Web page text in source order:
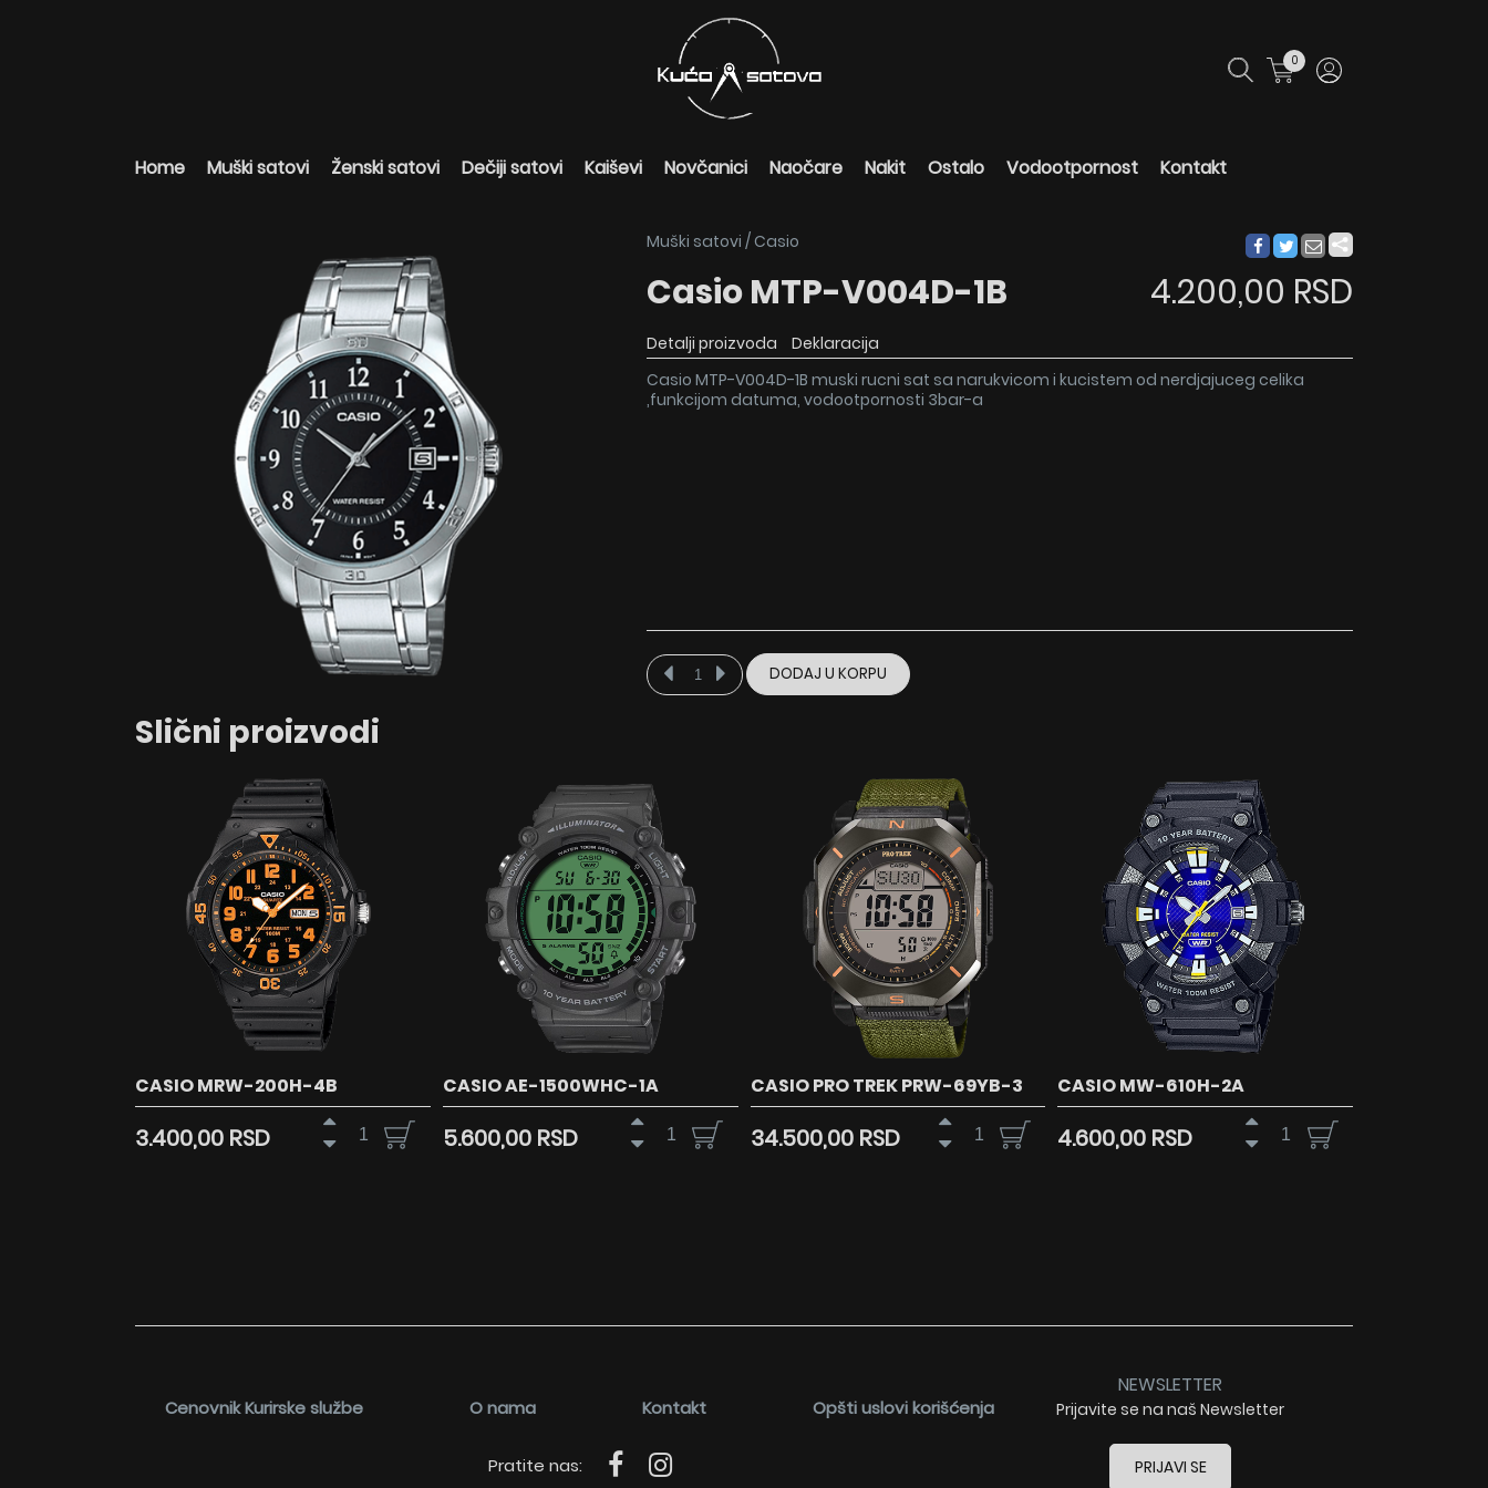
0
Home Muški satovi Ženski satovi Dečiji satovi Kaiševi Novčanici Naočare Nakit Ostalo Vodootpornost Kontakt
Muški satovi /Casio
Casio MTP-V004D-1B 4.200,00 RSD
Detalji proizvoda
Deklaracija
Casio MTP-V004D-1B muski rucni sat sa narukvicom i kucistem od nerdjajuceg celika
,funkcijom datuma, vodootpornosti 3bar-a
DODAJ U KORPU
Slični proizvodi
CASIO MRW-200H-4B
3.400,00 RSD
CASIO AE-1500WHC-1A
5.600,00 RSD
CASIO PRO TREK PRW-69YB-3
34.500,00 RSD
CASIO MW-610H-2A
4.600,00 RSD
Cenovnik Kurirske službe O nama Kontakt Opšti uslovi korišćenja
Pratite nas:
NEWSLETTER
Prijavite se na naš Newsletter
PRIJAVI SE